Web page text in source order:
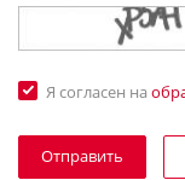
Я согласен на